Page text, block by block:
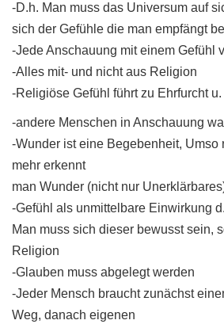
-D.h. Man muss das Universum auf
sich der Gefühle die man empfängt
-Jede Anschauung mit einem Gefühl
-Alles mit- und nicht aus Religion
-Religiöse Gefühl führt zu Ehrfurcht
-andere Menschen in Anschauung
-Wunder ist eine Begebenheit, Umso
mehr erkennt
man Wunder (nicht nur
-Gefühl als unmittelbare Einwirkung
Man muss sich dieser bewusst sein,
Religion
-Glauben muss abgelegt werden
-Jeder Mensch braucht zunächst
Weg, danach eigenen